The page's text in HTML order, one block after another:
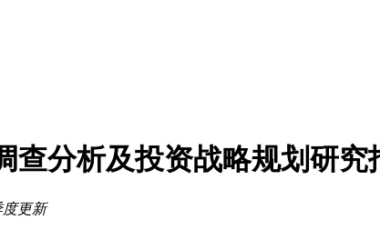
查分析及投资战略规划研究
度更新